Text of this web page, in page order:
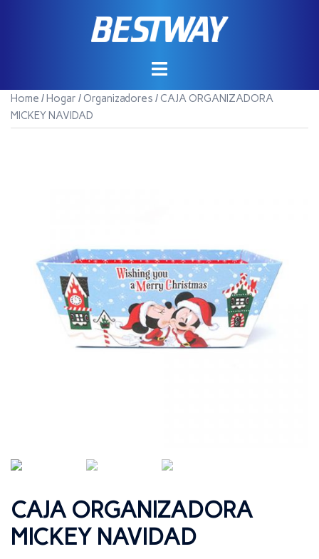
Home /Hogar /Organizadores / CAJA ORGANIZADORA
MICKEY NAVIDAD
CAJA ORGANIZADORA
MICKEY NAVIDAD